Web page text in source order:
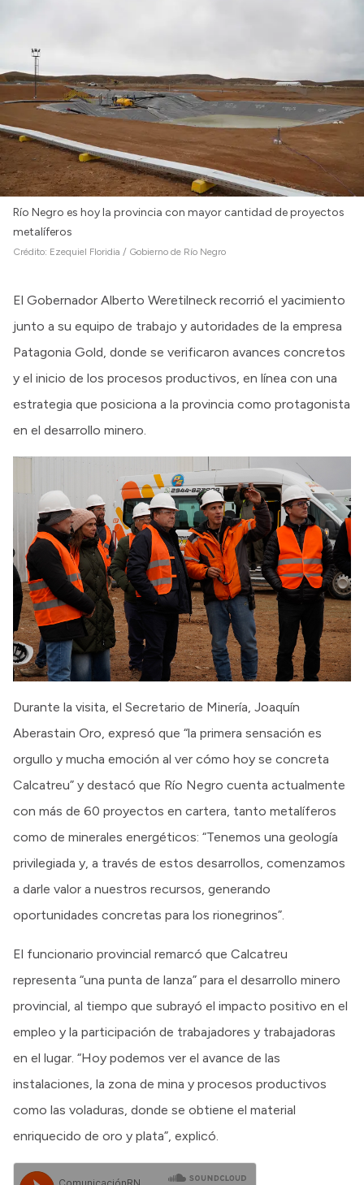
Río Negro es hoy la provincia con mayor cantidad de proyectos
metalíferos
Crédito: Ezequiel Floridia / Gobierno de Río Negro
El Gobernador Alberto Weretilneck recorrió el yacimiento
junto a su equipo de trabajo y autoridades de la empresa
Patagonia Gold, donde se verificaron avances concretos
y el inicio de los procesos productivos, en línea con una
estrategia que posiciona a la provincia como protagonista
en el desarrollo minero.
Durante la visita, el Secretario de Minería, Joaquín
Aberastain Oro, expresó que “la primera sensación es
orgullo y mucha emoción al ver cómo hoy se concreta
Calcatreu” y destacó que Río Negro cuenta actualmente
con más de 60 proyectos en cartera, tanto metalíferos
como de minerales energéticos: “Tenemos una geología
privilegiada y, a través de estos desarrollos, comenzamos
a darle valor a nuestros recursos, generando
oportunidades concretas para los rionegrinos”.
El funcionario provincial remarcó que Calcatreu
representa “una punta de lanza” para el desarrollo minero
provincial, al tiempo que subrayó el impacto positivo en el
empleo y la participación de trabajadores y trabajadoras
en el lugar. “Hoy podemos ver el avance de las
instalaciones, la zona de mina y procesos productivos
como las voladuras, donde se obtiene el material
enriquecido de oro y plata”, explicó.